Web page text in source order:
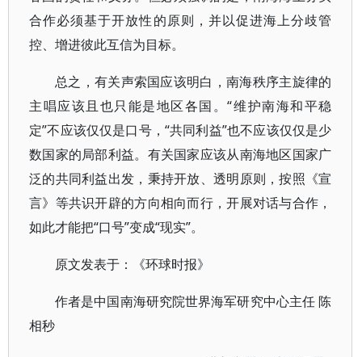
合作必须基于开放性的原则，并以促进海上分歧管
控、增进彼此互信为目标。
总之，有关声索国应该明白，南海秩序主旋律的
主唱应该且也只能是地区各国。“维护南海和平稳
定”不应该仅仅是口号，“共同利益”也不应该仅仅是少
数国家的局部利益。有关国家应该从南海地区国家广
泛的共同利益出发，秉持开放、透明原则，按照《宣
言》等共识开辟的方向相向而行，开展对话与合作，
如此才能把“口号”变成“现实”。
原文发表于：《环球时报》
作者是中国南海研究院世界海军研究中心主任 陈
相秒